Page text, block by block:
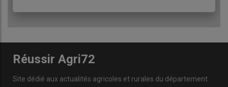
Réussir Agri72
Site dédié aux actualités agricoles et rurales du département